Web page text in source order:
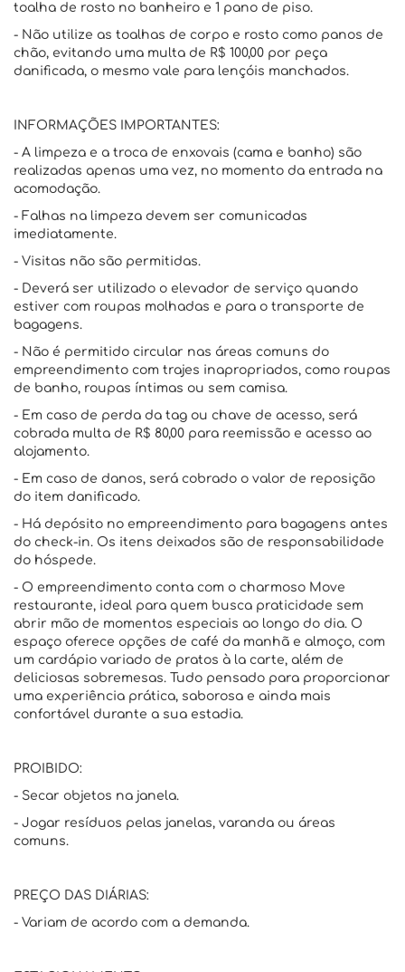
toalha de rosto no banheiro e 1 pano de piso.
- Não utilize as toalhas de corpo e rosto como panos de
chão, evitando uma multa de R$ 100,00 por peça
danificada, o mesmo vale para lençóis manchados.
INFORMAÇÕES IMPORTANTES:
- A limpeza e a troca de enxovais (cama e banho) são
realizadas apenas uma vez, no momento da entrada na
acomodação.
- Falhas na limpeza devem ser comunicadas
imediatamente.
- Visitas não são permitidas.
- Deverá ser utilizado o elevador de serviço quando
estiver com roupas molhadas e para o transporte de
bagagens.
- Não é permitido circular nas áreas comuns do
empreendimento com trajes inapropriados, como roupas
de banho, roupas íntimas ou sem camisa.
- Em caso de perda da tag ou chave de acesso, será
cobrada multa de R$ 80,00 para reemissão e acesso ao
alojamento.
- Em caso de danos, será cobrado o valor de reposição
do item danificado.
- Há depósito no empreendimento para bagagens antes
do check-in. Os itens deixados são de responsabilidade
do hóspede.
- O empreendimento conta com o charmoso Move
restaurante, ideal para quem busca praticidade sem
abrir mão de momentos especiais ao longo do dia. O
espaço oferece opções de café da manhã e almoço, com
um cardápio variado de pratos à la carte, além de
deliciosas sobremesas. Tudo pensado para proporcionar
uma experiência prática, saborosa e ainda mais
confortável durante a sua estadia.
PROIBIDO:
- Secar objetos na janela.
- Jogar resíduos pelas janelas, varanda ou áreas
comuns.
PREÇO DAS DIÁRIAS:
- Variam de acordo com a demanda.